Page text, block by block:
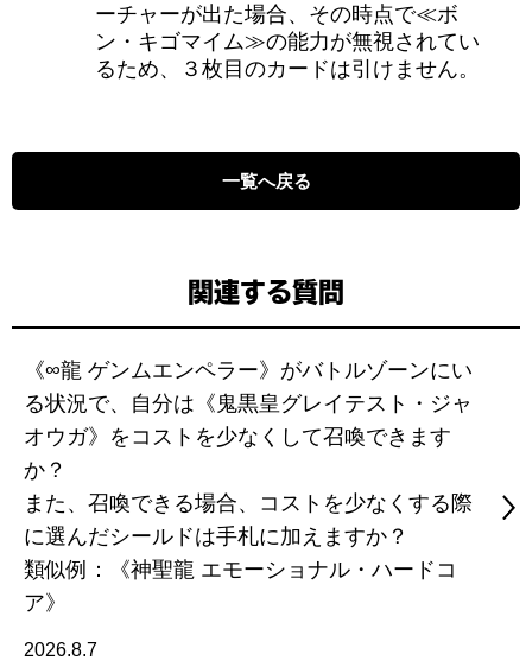
ーチャーが出た場合、その時点で≪ボ
ン・キゴマイム≫の能力が無視されてい
るため、３枚目のカードは引けません。
一覧へ戻る
関連する質問
《∞龍 ゲンムエンペラー》がバトルゾーンにい
る状況で、自分は《鬼黒皇グレイテスト・ジャ
オウガ》をコストを少なくして召喚できます
か？
また、召喚できる場合、コストを少なくする際
に選んだシールドは手札に加えますか？
類似例：《神聖龍 エモーショナル・ハードコ
ア》
2026.8.7